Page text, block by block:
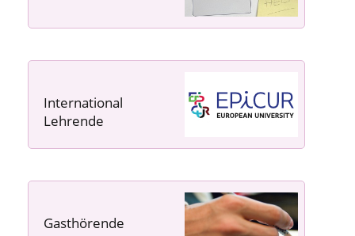
International
Lehrende
Gasthörende